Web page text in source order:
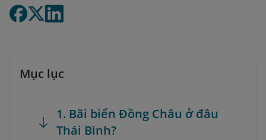
Mục lục
1. Bãi biển Đồng Châu ở đâu
Thái Bình?